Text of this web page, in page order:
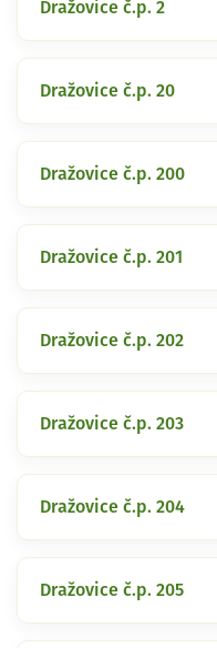
Dražovice č.p. 2
Dražovice č.p. 20
Dražovice č.p. 200
Dražovice č.p. 201
Dražovice č.p. 202
Dražovice č.p. 203
Dražovice č.p. 204
Dražovice č.p. 205